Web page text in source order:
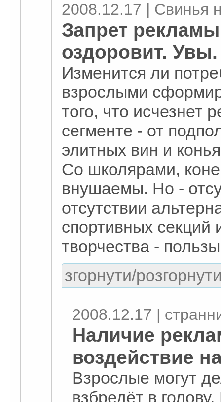
2008.12.17 | Свинья
Запрет
оздоровит. Увы.
Изменится ли
взрослыми
того, что исчезнет
сегменте - от
элитных вин и
Со школярами,
внушаемы. Но -
отсутствии
спортивных секций
творчества -
згорнути/
2008.12.17 |
Наличие
воздействие
Взрослые могут
взбредёт в